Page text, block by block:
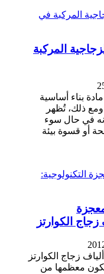
المركبة
بناء أساسية
ذلك، تُظهر
أنه في حال سوء
أو قسوة بيئة
الكوارتز
زجاج الكوارتز
معظمها من